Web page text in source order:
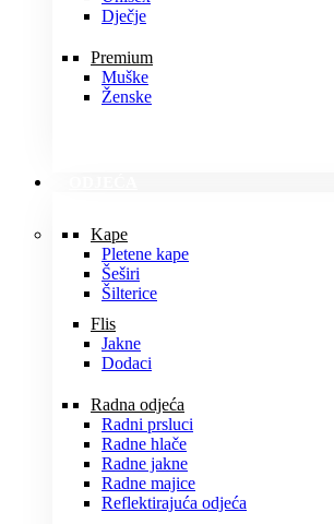
Dječje
Premium
Muške
Ženske
Kape
Pletene kape
Šeširi
Šilterice
Flis
Jakne
Dodaci
Radna odjeća
Radni prsluci
Radne hlače
Radne jakne
Radne majice
Reflektirajuća odjeća